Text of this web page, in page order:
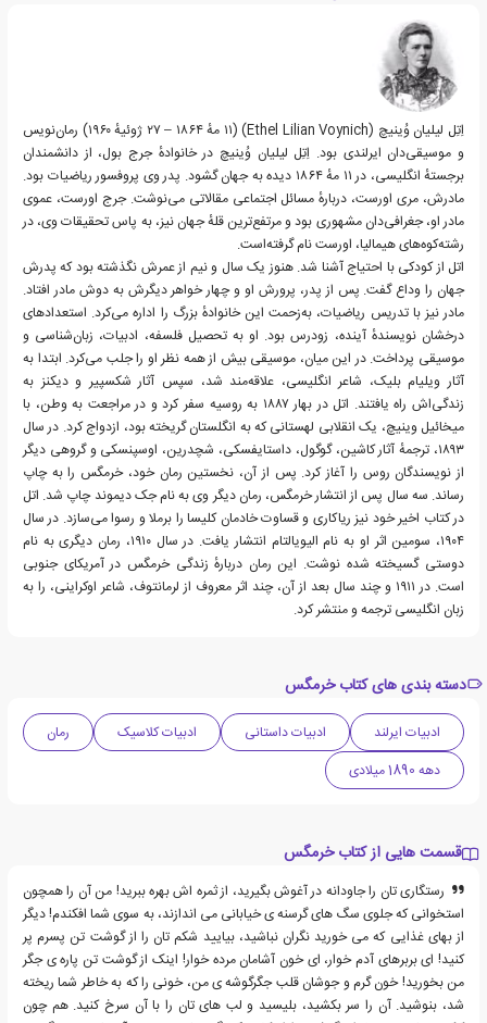
اِتِل لیلیان وُینیچ (Ethel Lilian Voynich)‏ (۱۱ مهٔ ۱۸۶۴ – ۲۷ ژوئیهٔ ۱۹۶۰) رمان‌نویس
و موسیقی‌دان ایرلندی بود. اِتِل لیلیان وُینیچ در خانوادهٔ جرج بول، از دانشمندان
برجستهٔ انگلیسی، در ۱۱ مهٔ ۱۸۶۴ دیده به جهان گشود. پدر وی پروفسور ریاضیات بود.
مادرش، مری اورست، دربارهٔ مسائل اجتماعی مقالاتی می‌نوشت. جرج اورست، عموی
مادر او، جغرافی‌دان مشهوری بود و مرتفع‌ترین قلهٔ جهان نیز، به پاس تحقیقات وی، در
رشته‌کوه‌های هیمالیا، اورست نام گرفته‌است.
اتل از کودکی با احتیاج آشنا شد. هنوز یک سال و نیم از عمرش نگذشته بود که پدرش
جهان را وداع گفت. پس از پدر، پرورش او و چهار خواهر دیگرش به دوش مادر افتاد.
مادر نیز با تدریس ریاضیات، به‌زحمت این خانوادهٔ بزرگ را اداره می‌کرد. استعدادهای
درخشان نویسندهٔ آینده، زودرس بود. او به تحصیل فلسفه، ادبیات، زبان‌شناسی و
موسیقی پرداخت. در این میان، موسیقی بیش از همه نظر او را جلب می‌کرد. ابتدا به
آثار ویلیام بلیک، شاعر انگلیسی، علاقه‌مند شد، سپس آثار شکسپیر و دیکنز به
زندگی‌اش راه یافتند. اتل در بهار ۱۸۸۷ به روسیه سفر کرد و در مراجعت به وطن، با
میخائیل وینیچ، یک انقلابی لهستانی که به انگلستان گریخته بود، ازدواج کرد. در سال
۱۸۹۳، ترجمهٔ آثار کاشین، گوگول، داستایفسکی، شچدرین، اوسپنسکی و گروهی دیگر
از نویسندگان روس را آغاز کرد. پس از آن، نخستین رمان خود، خرمگس را به چاپ
رساند. سه سال پس از انتشار خرمگس، رمان دیگر وی به نام جک دیموند چاپ شد. اتل
در کتاب اخیر خود نیز ریاکاری و قساوت خادمان کلیسا را برملا و رسوا می‌سازد. در سال
۱۹۰۴، سومین اثر او به نام الیویالتام انتشار یافت. در سال ۱۹۱۰، رمان دیگری به نام
دوستی گسیخته شده نوشت. این رمان دربارهٔ زندگی خرمگس در آمریکای جنوبی
است. در ۱۹۱۱ و چند سال بعد از آن، چند اثر معروف از لرمانتوف، شاعر اوکراینی، را به
زبان انگلیسی ترجمه و منتشر کرد.
دسته بندی های کتاب خرمگس
ادبیات ایرلند ادبیات داستانی ادبیات کلاسیک
رمان
دهه 1890 میلادی
قسمت هایی از کتاب خرمگس
رستگاری تان را جاودانه در آغوش بگیرید، از ثمره اش بهره ببرید! من آن را همچون
استخوانی که جلوی سگ های گرسنه ی خیابانی می اندازند، به سوی شما افکندم! دیگر
از بهای غذایی که می خورید نگران نباشید، بیایید شکم تان را از گوشت تن پسرم پر
کنید! ای بربرهای آدم خوار، ای خون آشامان مرده خوار! اینک از گوشت تن پاره ی جگر
من بخورید! خون گرم و جوشان قلب جگرگوشه ی من، خونی را که به خاطر شما ریخته
شد، بنوشید. آن را سر بکشید، بلیسید و لب های تان را با آن سرخ کنید. هم چون